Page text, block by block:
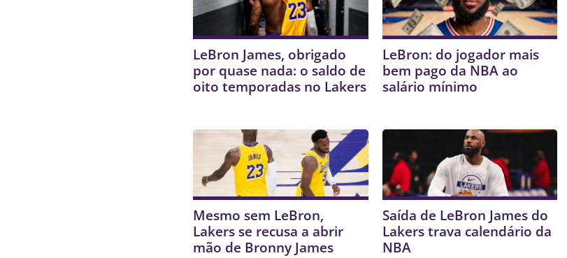
LeBron James, obrigado
por quase nada: o saldo de
oito temporadas no Lakers
LeBron: do jogador mais
bem pago da NBA ao
salário mínimo
Mesmo sem LeBron,
Lakers se recusa a abrir
mão de Bronny James
Saída de LeBron James do
Lakers trava calendário da
NBA